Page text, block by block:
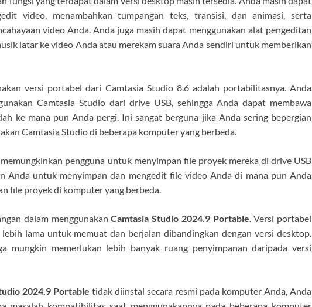
video, menambahkan tumpangan teks, transisi, dan animasi, serta
video Anda. Anda juga masih dapat menggunakan alat pengeditan
latar ke video Anda atau merekam suara Anda sendiri untuk memberikan
versi portabel dari Camtasia Studio 8.6 adalah portabilitasnya. Anda
Camtasia Studio dari drive USB, sehingga Anda dapat membawa
ke mana pun Anda pergi. Ini sangat berguna jika Anda sering bepergian
Camtasia Studio di beberapa komputer yang berbeda.
pengguna untuk menyimpan file proyek mereka di drive USB
Anda untuk menyimpan dan mengedit file video Anda di mana pun Anda
file proyek di komputer yang berbeda.
dalam menggunakanCamtasia Studio 2024.9 Portable. Versi portabel
lama untuk memuat dan berjalan dibandingkan dengan versi desktop.
mungkin memerlukan lebih banyak ruang penyimpanan daripada versi
2024.9 Portable tidak diinstal secara resmi pada komputer Anda, Anda